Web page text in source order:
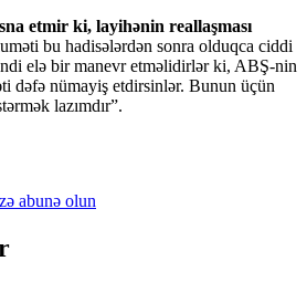
etmir ki, layihənin reallaşması
bu hadisələrdən sonra olduqca ciddi
elə bir manevr etməlidirlər ki, ABŞ-nin
dəfə nümayiş etdirsinlər. Bunun üçün
lazımdır”.
abunə olun